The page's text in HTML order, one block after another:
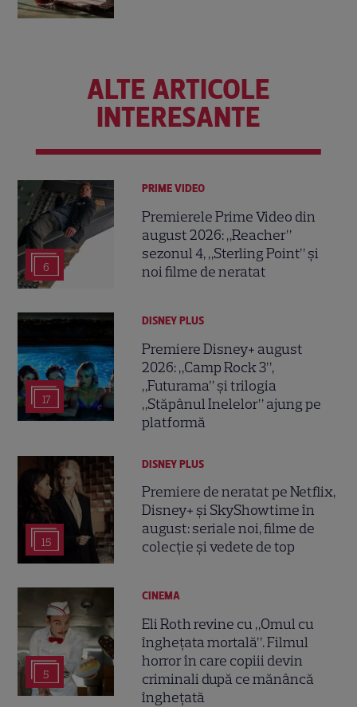
ALTE ARTICOLE
INTERESANTE
6
PRIME VIDEO
Premierele Prime Video din
august 2026: „Reacher”
sezonul 4, „Sterling Point” și
noi filme de neratat
17
DISNEY PLUS
Premiere Disney+ august
2026: „Camp Rock 3”,
„Futurama” și trilogia
„Stăpânul Inelelor” ajung pe
platformă
15
DISNEY PLUS
Premiere de neratat pe Netflix,
Disney+ și SkyShowtime în
august: seriale noi, filme de
colecție și vedete de top
5
CINEMA
Eli Roth revine cu „Omul cu
înghețata mortală”. Filmul
horror în care copiii devin
criminali după ce mănâncă
înghețată